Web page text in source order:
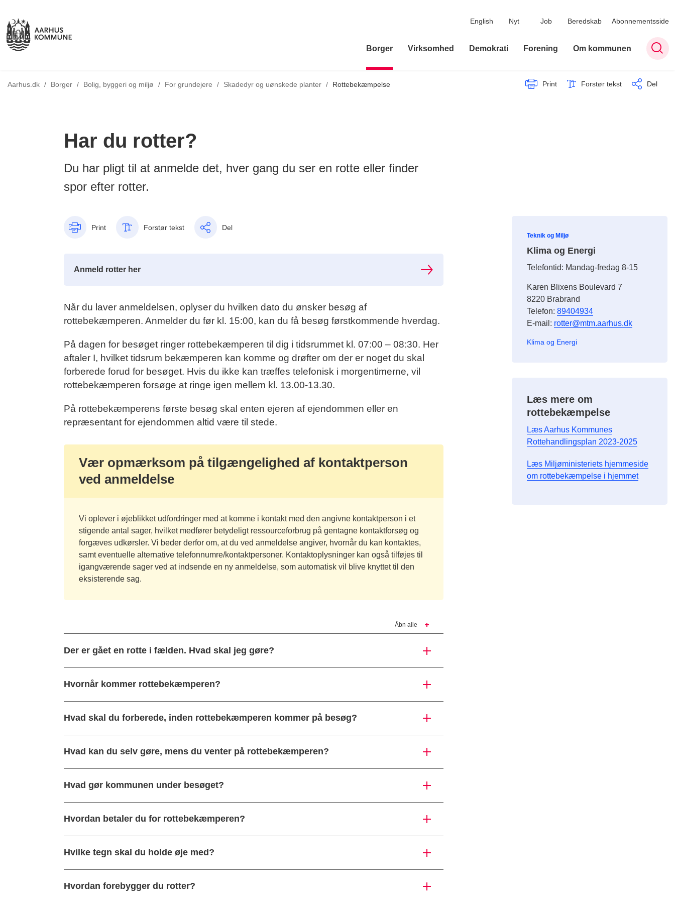
English Nyt Job Beredskab Abonnementsside
Borger Virksomhed Demokrati Forening Om kommunen
Aarhus.dk / Borger / Bolig, byggeri og miljø / For grundejere / Tilbage til
Skadedyr og uønskede planter / Rottebekæmpelse Print Forstør tekst Del
Har du rotter?
Du har pligt til at anmelde det, hver gang du ser en rotte eller finder
spor efter rotter.
Print Forstør tekst Del
Anmeld rotter her
Når du laver anmeldelsen, oplyser du hvilken dato du ønsker besøg af
rottebekæmperen. Anmelder du før kl. 15:00, kan du få besøg førstkommende hverdag.
På dagen for besøget ringer rottebekæmperen til dig i tidsrummet kl. 07:00 – 08:30. Her
aftaler I, hvilket tidsrum bekæmperen kan komme og drøfter om der er noget du skal
forberede forud for besøget. Hvis du ikke kan træffes telefonisk i morgentimerne, vil
rottebekæmperen forsøge at ringe igen mellem kl. 13.00-13.30.
På rottebekæmperens første besøg skal enten ejeren af ejendommen eller en
repræsentant for ejendommen altid være til stede.
Vær opmærksom på tilgængelighed af kontaktperson
ved anmeldelse
Vi oplever i øjeblikket udfordringer med at komme i kontakt med den angivne kontaktperson i et
stigende antal sager, hvilket medfører betydeligt ressourceforbrug på gentagne kontaktforsøg og
forgæves udkørsler. Vi beder derfor om, at du ved anmeldelse angiver, hvornår du kan kontaktes,
samt eventuelle alternative telefonnumre/kontaktpersoner. Kontaktoplysninger kan også tilføjes til
igangværende sager ved at indsende en ny anmeldelse, som automatisk vil blive knyttet til den
eksisterende sag.
Åbn alle
Der er gået en rotte i fælden. Hvad skal jeg gøre?
Hvornår kommer rottebekæmperen?
Hvad skal du forberede, inden rottebekæmperen kommer på besøg?
Hvad kan du selv gøre, mens du venter på rottebekæmperen?
Hvad gør kommunen under besøget?
Hvordan betaler du for rottebekæmperen?
Hvilke tegn skal du holde øje med?
Hvordan forebygger du rotter?
Teknik og Miljø
Klima og Energi
Telefontid: Mandag-fredag 8-15
Karen Blixens Boulevard 7
8220 Brabrand
Telefon:89404934
E-mail: rotter@mtm.aarhus.dk
Klima og Energi
Læs mere om
rottebekæmpelse
Læs Aarhus Kommunes
Rottehandlingsplan 2023-2025
Læs Miljøministeriets hjemmeside
om rottebekæmpelse i hjemmet